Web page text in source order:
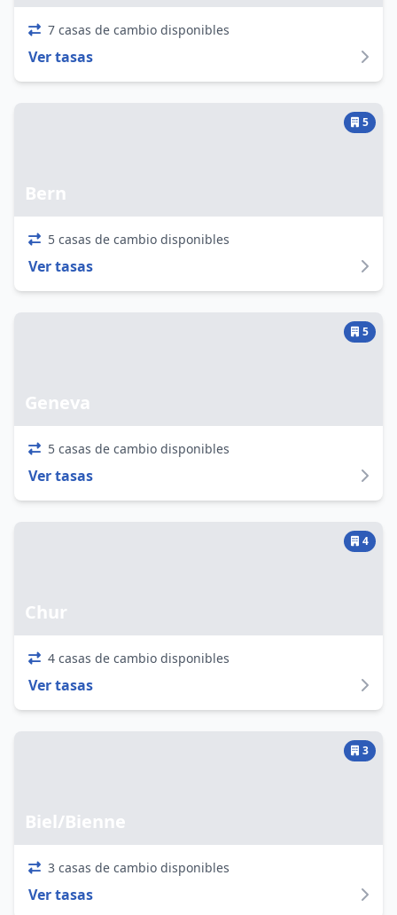
7 casas de cambio disponibles
Ver tasas
Bern
5
5 casas de cambio disponibles
Ver tasas
Geneva
5
5 casas de cambio disponibles
Ver tasas
Chur
4
4 casas de cambio disponibles
Ver tasas
Biel/Bienne
3
3 casas de cambio disponibles
Ver tasas